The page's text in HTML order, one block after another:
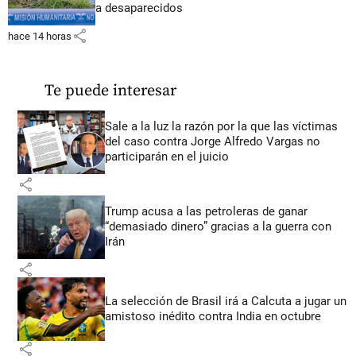
a desaparecidos
hace 14 horas share
Te puede interesar
Sale a la luz la razón por la que las víctimas
del caso contra Jorge Alfredo Vargas no
participarán en el juicio
share
Trump acusa a las petroleras de ganar
“demasiado dinero” gracias a la guerra con
Irán
share
La selección de Brasil irá a Calcuta a jugar un
amistoso inédito contra India en octubre
share